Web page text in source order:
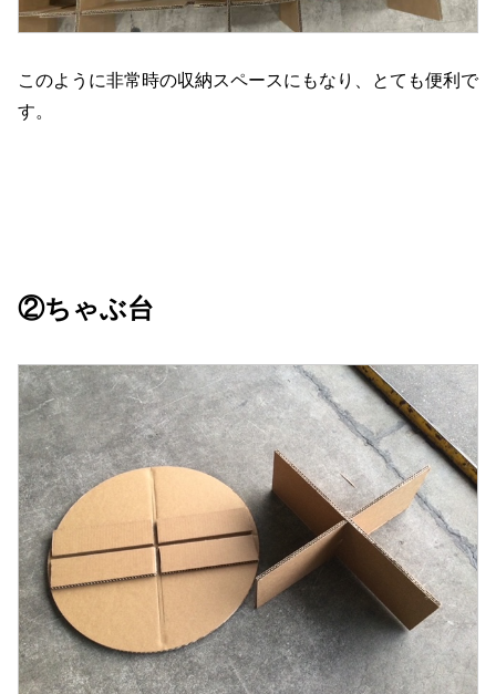
このように非常時の収納スペースにもなり、とても便利で
す。
②ちゃぶ台